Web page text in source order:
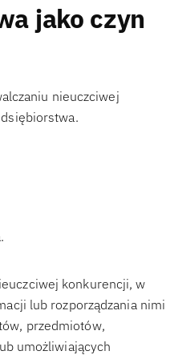
jako czyn
nieuczciwej
konkurencji, w
lub rozporządzania nimi
przedmiotów,
umożliwiających